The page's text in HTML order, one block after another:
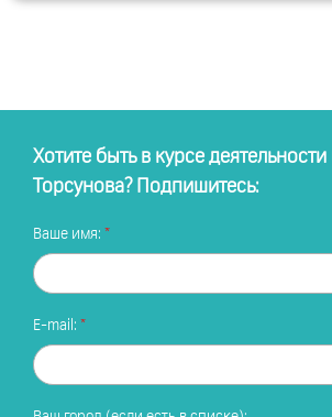
Хотите быть в курсе деятельности
Торсунова? Подпишитесь:
Ваше имя:
E-mail: